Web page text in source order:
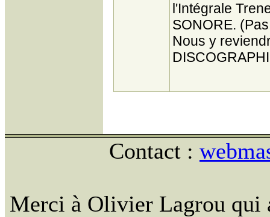
l'Intégrale
SONORE.
Nous y
Contact :
Merci à Olivier Lagrou qui